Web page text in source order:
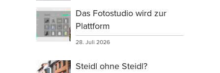
Das Fotostudio wird zur
Plattform
28. Juli 2026
Steidl ohne Steidl?